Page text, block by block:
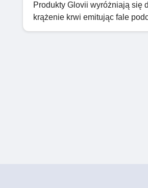
Produkty Glovii wyróżniają się
krążenie krwi emitując fale